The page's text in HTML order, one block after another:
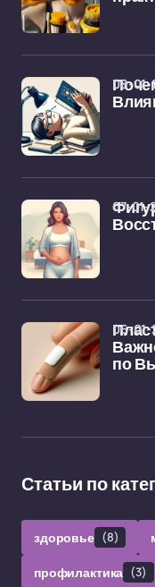
08-01-
07-01-
по
06-01-
Статьи по
здоровье (8)
профилактика (3)